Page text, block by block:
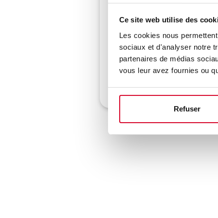
Ce site web utilise des
Les cookies nous
sociaux et d'analyser notre
partenaires de médias
vous leur avez fournies ou
Refuser
Une date sera bientôt
formation.